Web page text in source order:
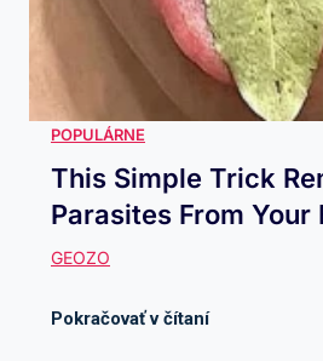
This Simple Trick
Parasites From Your